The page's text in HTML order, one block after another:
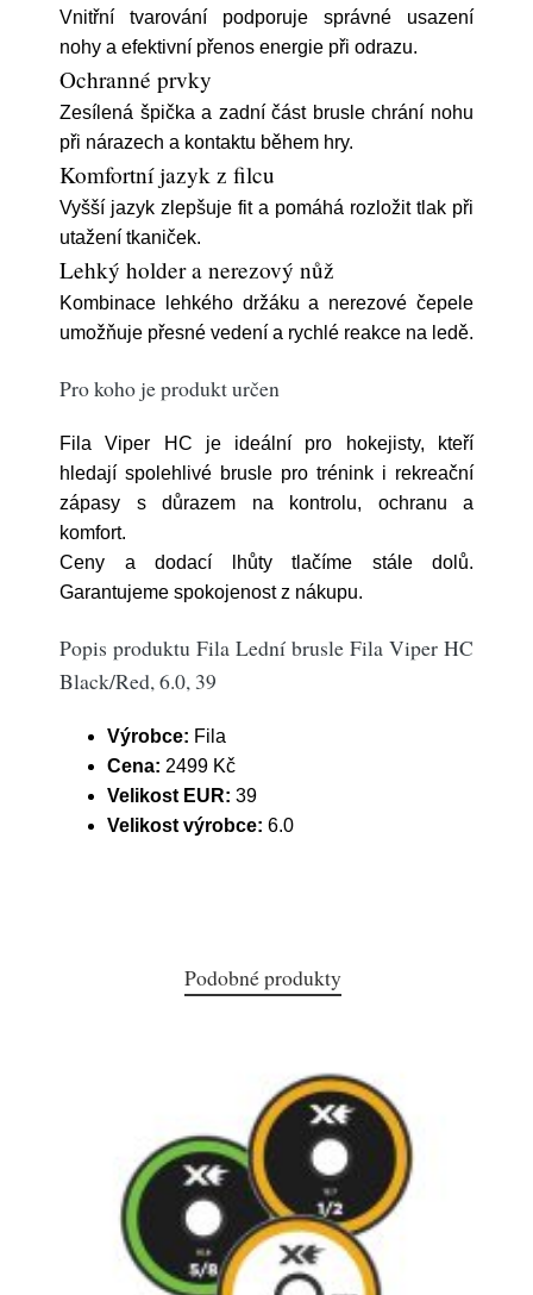
Vnitřní tvarování podporuje správné usazení
nohy a efektivní přenos energie při odrazu.
Ochranné prvky
Zesílená špička a zadní část brusle chrání nohu
při nárazech a kontaktu během hry.
Komfortní jazyk z filcu
Vyšší jazyk zlepšuje fit a pomáhá rozložit tlak při
utažení tkaniček.
Lehký holder a nerezový nůž
Kombinace lehkého držáku a nerezové čepele
umožňuje přesné vedení a rychlé reakce na ledě.
Pro koho je produkt určen
Fila Viper HC je ideální pro hokejisty, kteří
hledají spolehlivé brusle pro trénink i rekreační
zápasy s důrazem na kontrolu, ochranu a
komfort.
Ceny a dodací lhůty tlačíme stále dolů.
Garantujeme spokojenost z nákupu.
Popis produktu Fila Lední brusle Fila Viper HC
Black/Red, 6.0, 39
Výrobce: Fila
Cena: 2499 Kč
Velikost EUR: 39
Velikost výrobce: 6.0
Podobné produkty